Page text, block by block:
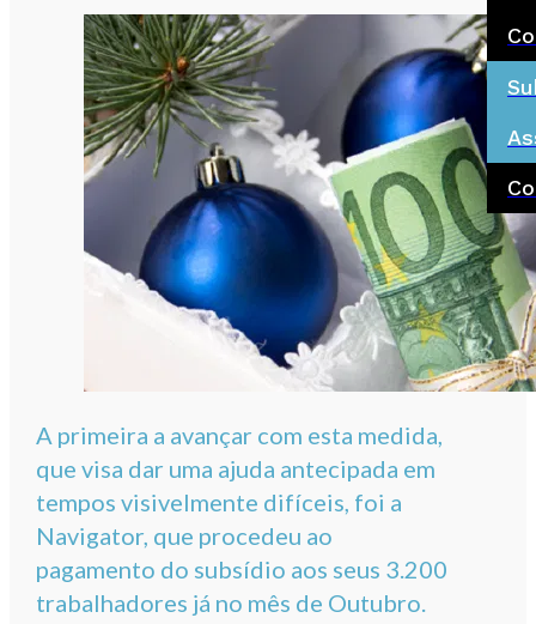
A primeira a avançar com esta medida,
que visa dar uma ajuda antecipada em
tempos visivelmente difíceis, foi a
Navigator, que procedeu ao
pagamento do subsídio aos seus 3.200
trabalhadores já no mês de Outubro.